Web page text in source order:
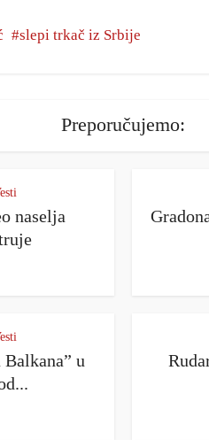
slepi trkač iz Srbije
Preporučujemo:
naselja
u